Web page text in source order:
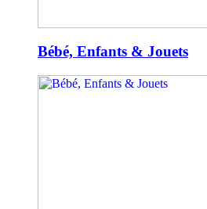
Bébé, Enfants & Jouets